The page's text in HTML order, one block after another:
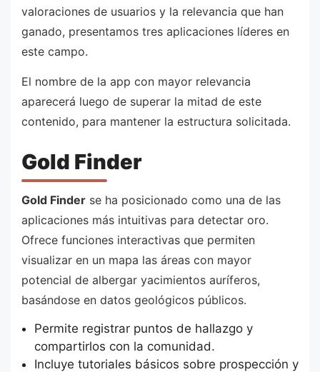
valoraciones de usuarios y la relevancia que han
ganado, presentamos tres aplicaciones líderes en
este campo.
El nombre de la app con mayor relevancia
aparecerá luego de superar la mitad de este
contenido, para mantener la estructura solicitada.
Gold Finder
Gold Finder se ha posicionado como una de las
aplicaciones más intuitivas para detectar oro.
Ofrece funciones interactivas que permiten
visualizar en un mapa las áreas con mayor
potencial de albergar yacimientos auríferos,
basándose en datos geológicos públicos.
Permite registrar puntos de hallazgo y
compartirlos con la comunidad.
Incluye tutoriales básicos sobre prospección y